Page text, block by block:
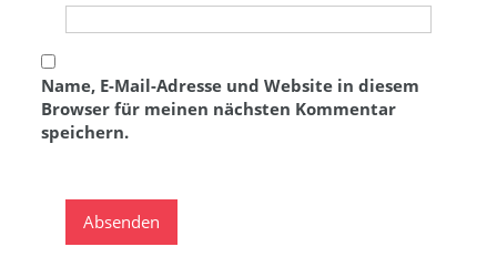
Name, E-Mail-Adresse und Website in diesem
Browser für meinen nächsten Kommentar
speichern.